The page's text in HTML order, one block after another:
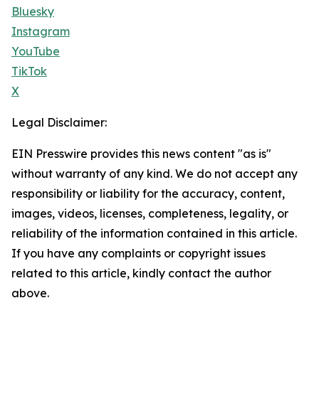
Bluesky
Instagram
YouTube
TikTok
X
Legal Disclaimer:
EIN Presswire provides this news content "as is"
without warranty of any kind. We do not accept any
responsibility or liability for the accuracy, content,
images, videos, licenses, completeness, legality, or
reliability of the information contained in this article.
If you have any complaints or copyright issues
related to this article, kindly contact the author
above.